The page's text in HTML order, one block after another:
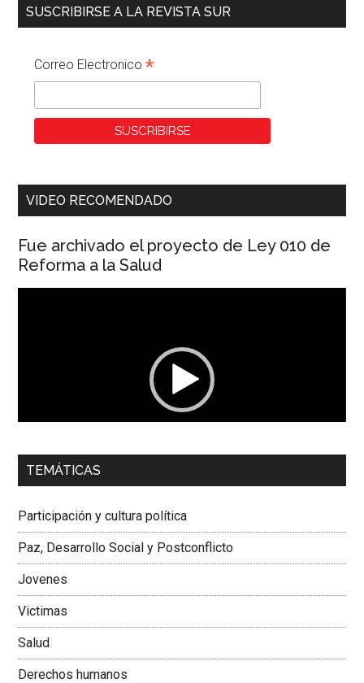
SUSCRIBIRSE A LA REVISTA SUR
Correo Electronico*
VIDEO RECOMENDADO
Fue archivado el proyecto de Ley 010 de
Reforma a la Salud
00:00 01:04
Dra. Carolina Corcho Mejía,Presidenta Corporación
Colombiana
TEMÁTICAS
Participación y cultura política
Paz, Desarrollo Social y Postconflicto
Jovenes
Victimas
Salud
Derechos humanos